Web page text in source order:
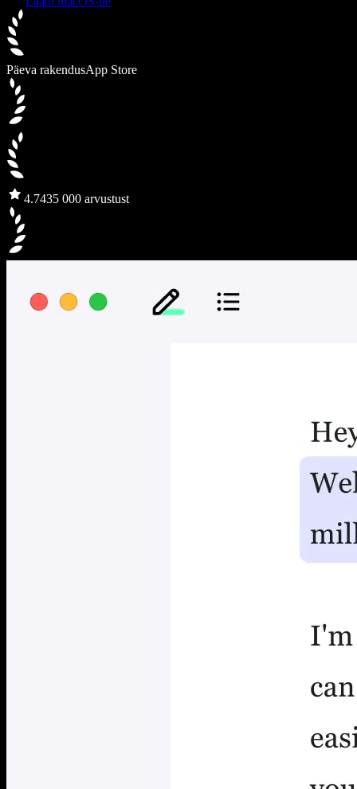
Päeva rakendusApp Store
4.7435 000 arvustust